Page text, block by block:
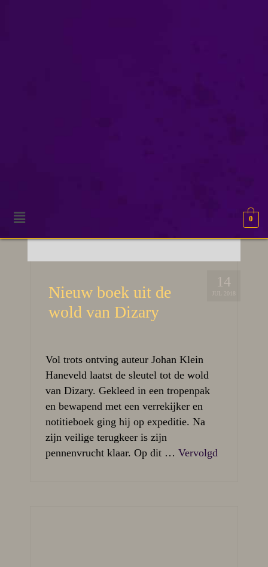
0
14
JUL 2018
Nieuw boek uit de
wold van Dizary
Vol trots ontving auteur Johan Klein
Haneveld laatst de sleutel tot de wold
van Dizary. Gekleed in een tropenpak
en bewapend met een verrekijker en
notitieboek ging hij op expeditie. Na
zijn veilige terugkeer is zijn
pennenvrucht klaar. Op dit … Vervolgd